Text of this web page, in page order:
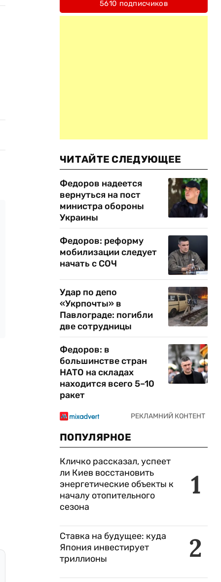
5610 подписчиков
ЧИТАЙТЕ СЛЕДУЮЩЕЕ
Федоров надеется
вернуться на пост
министра обороны
Украины
Федоров: реформу
мобилизации следует
начать с СОЧ
Удар по депо
«Укрпочты» в
Павлограде: погибли
две сотрудницы
Федоров: в
большинстве стран
НАТО на складах
находится всего 5–10
ракет
ПОПУЛЯРНОЕ
1
Кличко рассказал, успеет
ли Киев восстановить
энергетические объекты к
началу отопительного
сезона
2
Ставка на будущее: куда
Япония инвестирует
триллионы